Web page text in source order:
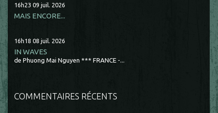
16h23 09 juil. 2026
MAIS ENCORE...
16h18 08 juil. 2026
IN WAVES
de Phuong Mai Nguyen *** FRANCE -...
COMMENTAIRES RÉCENTS